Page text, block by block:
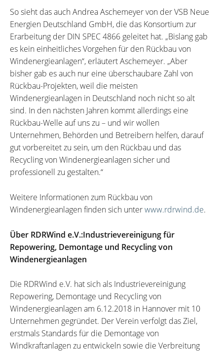
So sieht das auch Andrea Aschemeyer von der VSB Neue
Energien Deutschland GmbH, die das Konsortium zur
Erarbeitung der DIN SPEC 4866 geleitet hat. „Bislang gab
es kein einheitliches Vorgehen für den Rückbau von
Windenergieanlagen“, erläutert Aschemeyer. „Aber
bisher gab es auch nur eine überschaubare Zahl von
Rückbau-Projekten, weil die meisten
Windenergieanlagen in Deutschland noch nicht so alt
sind. In den nächsten Jahren kommt allerdings eine
Rückbau-Welle auf uns zu – und wir wollen
Unternehmen, Behörden und Betreibern helfen, darauf
gut vorbereitet zu sein, um den Rückbau und das
Recycling von Windenergieanlagen sicher und
professionell zu gestalten.“
Weitere Informationen zum Rückbau von
Windenergieanlagen finden sich unterwww.rdrwind.de.
Über RDRWind e.V.:Industrievereinigung für
Repowering, Demontage und Recycling von
Windenergieanlagen
Die RDRWind e.V. hat sich als Industrievereinigung
Repowering, Demontage und Recycling von
Windenergieanlagen am 6.12.2018 in Hannover mit 10
Unternehmen gegründet. Der Verein verfolgt das Ziel,
erstmals Standards für die Demontage von
Windkraftanlagen zu entwickeln sowie die Verbreitung